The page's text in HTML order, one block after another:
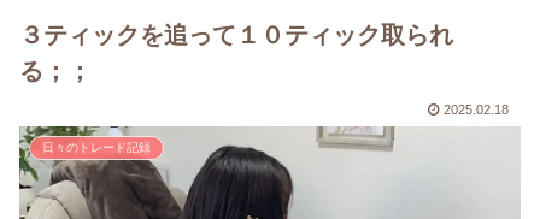
３ティックを追って１０ティック取られ
る；；
2025.02.18
日々のトレード記録